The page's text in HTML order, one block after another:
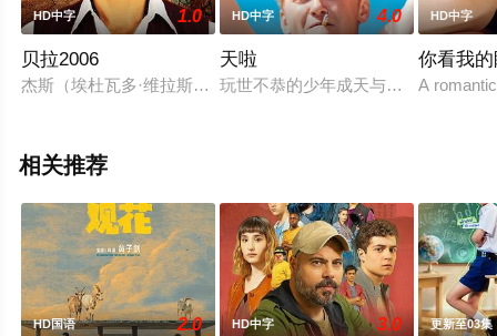
HD中字 1.0
贝拉2006
杰斯（埃杜瓦多·维拉斯蒂吉 Eduardo Verástegui 饰）曾是一名
HD中字 4.0
天啦
玩世不恭的少年成天与死党鬼混，对
HD中字
你看我
A
相关推荐
HD国语 2.0 HD中字 3.0 更新至03集